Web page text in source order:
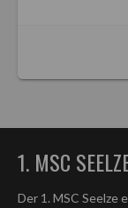
1. MSC
Der 1. MSC Seelze